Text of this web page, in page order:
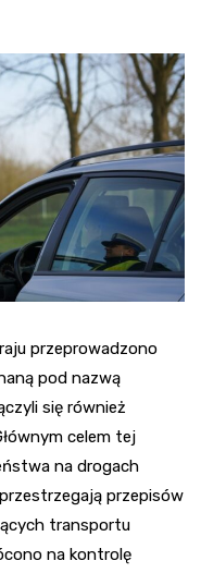
przeprowadzono
pod nazwą
się również
celem tej
na drogach
przepisów
transportu
na kontrolę